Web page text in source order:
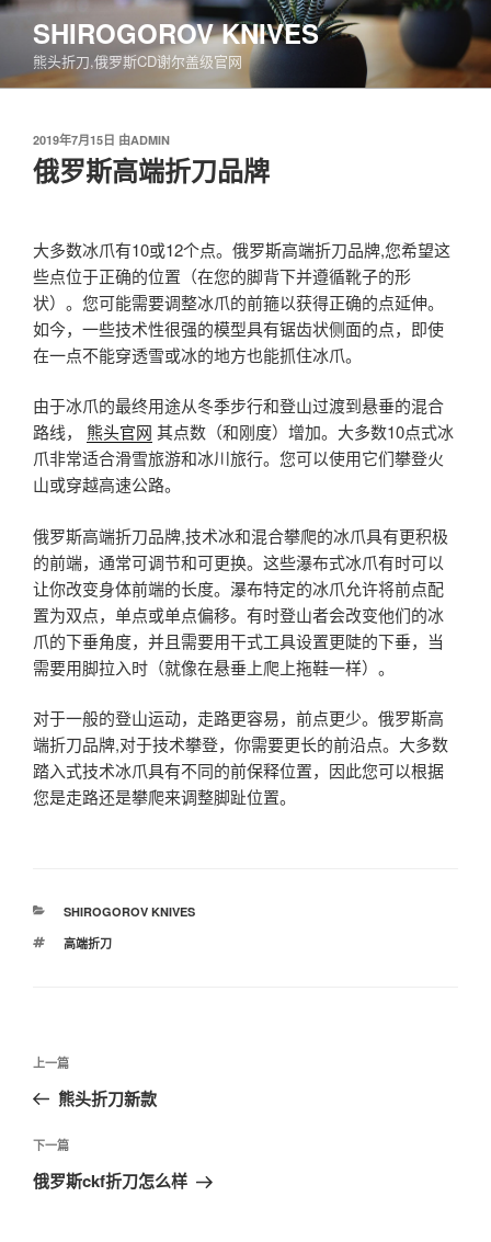
跳
容
SHIROGOROV KNIVES
熊头折刀,俄罗斯CD谢尔盖级官网
发
布
于
2019年7月15日 由ADMIN
俄罗斯高端折刀品牌
大多数冰爪有10或12个点。俄罗斯高端折刀品牌,您希望这
些点位于正确的位置（在您的脚背下并遵循靴子的形
状）。您可能需要调整冰爪的前箍以获得正确的点延伸。
如今，一些技术性很强的模型具有锯齿状侧面的点，即使
在一点不能穿透雪或冰的地方也能抓住冰爪。
由于冰爪的最终用途从冬季步行和登山过渡到悬垂的混合
路线， 熊头官网 其点数（和刚度）增加。大多数10点式冰
爪非常适合滑雪旅游和冰川旅行。您可以使用它们攀登火
山或穿越高速公路。
俄罗斯高端折刀品牌,技术冰和混合攀爬的冰爪具有更积极
的前端，通常可调节和可更换。这些瀑布式冰爪有时可以
让你改变身体前端的长度。瀑布特定的冰爪允许将前点配
置为双点，单点或单点偏移。有时登山者会改变他们的冰
爪的下垂角度，并且需要用干式工具设置更陡的下垂，当
需要用脚拉入时（就像在悬垂上爬上拖鞋一样）。
对于一般的登山运动，走路更容易，前点更少。俄罗斯高
端折刀品牌,对于技术攀登，你需要更长的前沿点。大多数
踏入式技术冰爪具有不同的前保释位置，因此您可以根据
您是走路还是攀爬来调整脚趾位置。
分
SHIROGOROV KNIVES
标
高端折刀
文
导
航
上
一
文
章
上一篇
熊头折刀新款
下
一
下一篇
俄罗斯ckf折刀怎么样